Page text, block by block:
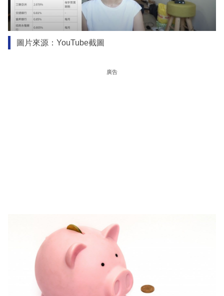
圖片來源：YouTube截圖
廣告